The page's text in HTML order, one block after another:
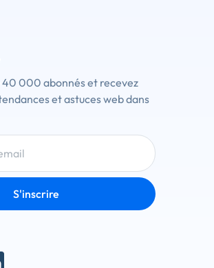
40 000 abonnés et recevez
et astuces web dans
S'inscrire